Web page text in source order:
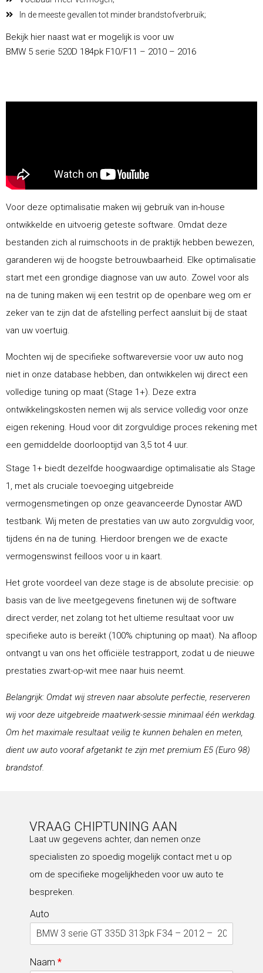
In de meeste gevallen tot minder brandstofverbruik;
Bekijk hier naast wat er mogelijk is voor uw
BMW 5 serie 520D 184pk F10/F11 – 2010 – 2016
Voor deze optimalisatie maken wij gebruik van in-house
ontwikkelde en uitvoerig geteste software. Omdat deze
bestanden zich al ruimschoots in de praktijk hebben bewezen,
garanderen wij de hoogste betrouwbaarheid. Elke optimalisatie
start met een grondige diagnose van uw auto. Zowel voor als
na de tuning maken wij een testrit op de openbare weg om er
zeker van te zijn dat de afstelling perfect aansluit bij de staat
van uw voertuig.
Mochten wij de specifieke softwareversie voor uw auto nog
niet in onze database hebben, dan ontwikkelen wij direct een
volledige tuning op maat (Stage 1+). Deze extra
ontwikkelingskosten nemen wij als service volledig voor onze
eigen rekening. Houd voor dit zorgvuldige proces rekening met
een gemiddelde doorlooptijd van 3,5 tot 4 uur.
Stage 1+ biedt dezelfde hoogwaardige optimalisatie als Stage
1, met als cruciale toevoeging uitgebreide
vermogensmetingen op onze geavanceerde Dynostar AWD
testbank. Wij meten de prestaties van uw auto zorgvuldig voor,
tijdens én na de tuning. Hierdoor brengen we de exacte
vermogenswinst feilloos voor u in kaart.
Het grote voordeel van deze stage is de absolute precisie: op
basis van de live meetgegevens finetunen wij de software
direct verder, net zolang tot het ultieme resultaat voor uw
specifieke auto is bereikt (100% chiptuning op maat). Na afloop
ontvangt u van ons het officiële testrapport, zodat u de nieuwe
prestaties zwart-op-wit mee naar huis neemt.
Belangrijk: Omdat wij streven naar absolute perfectie, reserveren
wij voor deze uitgebreide maatwerk-sessie minimaal één werkdag.
Om het maximale resultaat veilig te kunnen behalen en meten,
dient uw auto vooraf afgetankt te zijn met premium E5 (Euro 98)
brandstof.
VRAAG CHIPTUNING AAN
Laat uw gegevens achter, dan nemen onze
specialisten zo spoedig mogelijk contact met u op
om de specifieke mogelijkheden voor uw auto te
bespreken.
Auto
Naam *